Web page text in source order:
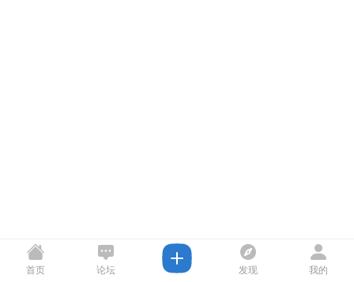
首页 论坛 发现 我的